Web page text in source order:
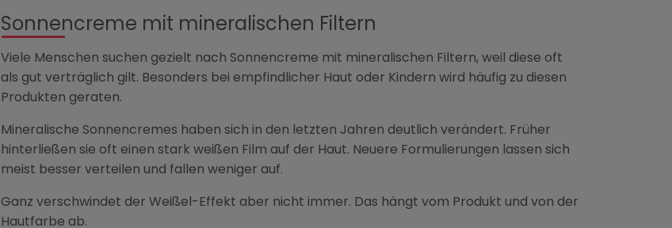
Sonnencreme mit mineralischen Filtern
Viele Menschen suchen gezielt nach Sonnencreme mit mineralischen Filtern, weil diese oft
als gut verträglich gilt. Besonders bei empfindlicher Haut oder Kindern wird häufig zu diesen
Produkten geraten.
Mineralische Sonnencremes haben sich in den letzten Jahren deutlich verändert. Früher
hinterließen sie oft einen stark weißen Film auf der Haut. Neuere Formulierungen lassen sich
meist besser verteilen und fallen weniger auf.
Ganz verschwindet der Weißel-Effekt aber nicht immer. Das hängt vom Produkt und von der
Hautfarbe ab.